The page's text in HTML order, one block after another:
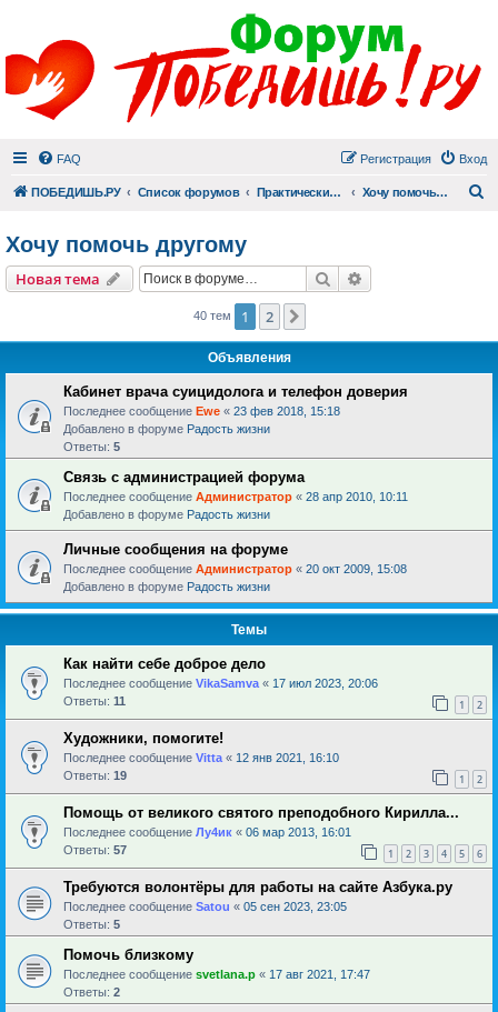
FAQ Вход
Регистрация
ПОБЕДИШЬ.РУ Список форумов Практический раздел Хочу помочь другому
Хочу помочь другому
Новая тема Поиск
40 тем 1 2
Объявления
Кабинет врача суицидолога и телефон доверия
Последнее сообщение Ewe « 23 фев 2018, 15:18
Добавлено в форуме Радость жизни
Ответы: 5
Связь с администрацией форума
Последнее сообщение Администратор « 28 апр 2010, 10:11
Добавлено в форуме Радость жизни
Личные сообщения на форуме
Последнее сообщение Администратор « 20 окт 2009, 15:08
Добавлено в форуме Радость жизни
Темы
Как найти себе доброе дело
Последнее сообщение VikaSamva « 17 июл 2023, 20:06
Ответы: 11 1 2
Художники, помогите!
Последнее сообщение Vitta « 12 янв 2021, 16:10
Ответы: 19 1 2
Помощь от великого святого преподобного Кирилла...
Последнее сообщение Лу4ик « 06 мар 2013, 16:01
Ответы: 57 1 2 3 4 5 6
Требуются волонтёры для работы на сайте Азбука.ру
Последнее сообщение Satou « 05 сен 2023, 23:05
Ответы: 5
Помочь близкому
Последнее сообщение svetlana.p « 17 авг 2021, 17:47
Ответы: 2